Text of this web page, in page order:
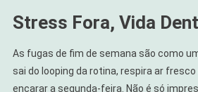
Stress Fora, Vida
As fugas de fim de semana são como
sai do looping da rotina, respira ar
encarar a segunda-feira. Não é só